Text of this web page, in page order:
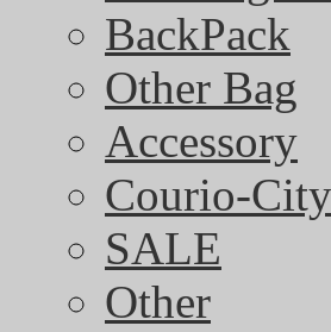
BackPack
Other Bag
Accessory
Courio-City
SALE
Other